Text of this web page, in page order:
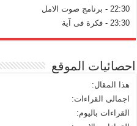
22:30 - برنامج صوت الامل
23:30 - فكرة فى آية
احصائيات الموقع
هذا المقال:
اجمالى القراءات:
القراءات باليوم: